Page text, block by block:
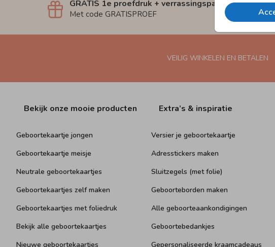
GRATIS 1e proefdruk + verrassingspakket
Met code GRATISPROEF
VEILIG WINKELEN EN BETALEN
Bekijk onze mooie producten
Geboortekaartje jongen
Geboortekaartje meisje
Neutrale geboortekaartjes
Geboortekaartjes zelf maken
Geboortekaartjes met foliedruk
Bekijk alle geboortekaartjes
Nieuwe geboortekaartjes
Extra’s & inspiratie
Versier je geboortekaartje
Adresstickers maken
Sluitzegels (met folie)
Geboorteborden maken
Alle geboorteaankondigingen
Geboortebedankjes
Gepersonaliseerde kraamcadeaus